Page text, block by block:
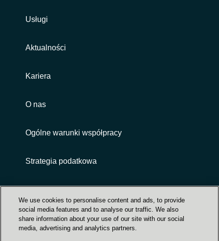
Usługi
Aktualności
Kariera
O nas
Ogólne warunki współpracy
Strategia podatkowa
Customer terms and conditions
We use cookies to personalise content and ads, to provide
social media features and to analyse our traffic. We also
share information about your use of our site with our social
media, advertising and analytics partners.